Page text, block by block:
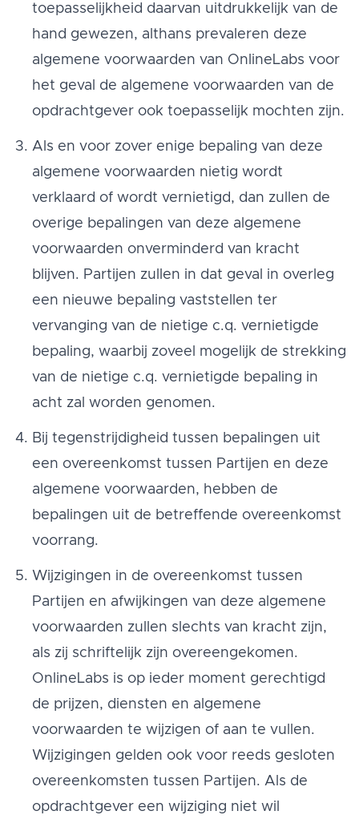
toepasselijkheid daarvan uitdrukkelijk van de
hand gewezen, althans prevaleren deze
algemene voorwaarden van OnlineLabs voor
het geval de algemene voorwaarden van de
opdrachtgever ook toepasselijk mochten zijn.
Als en voor zover enige bepaling van deze
algemene voorwaarden nietig wordt
verklaard of wordt vernietigd, dan zullen de
overige bepalingen van deze algemene
voorwaarden onverminderd van kracht
blijven. Partijen zullen in dat geval in overleg
een nieuwe bepaling vaststellen ter
vervanging van de nietige c.q. vernietigde
bepaling, waarbij zoveel mogelijk de strekking
van de nietige c.q. vernietigde bepaling in
acht zal worden genomen.
Bij tegenstrijdigheid tussen bepalingen uit
een overeenkomst tussen Partijen en deze
algemene voorwaarden, hebben de
bepalingen uit de betreffende overeenkomst
voorrang.
Wijzigingen in de overeenkomst tussen
Partijen en afwijkingen van deze algemene
voorwaarden zullen slechts van kracht zijn,
als zij schriftelijk zijn overeengekomen.
OnlineLabs is op ieder moment gerechtigd
de prijzen, diensten en algemene
voorwaarden te wijzigen of aan te vullen.
Wijzigingen gelden ook voor reeds gesloten
overeenkomsten tussen Partijen. Als de
opdrachtgever een wijziging niet wil